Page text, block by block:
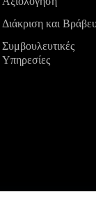
Διάκριση και
Συμβουλευτικές
Υπηρεσίες